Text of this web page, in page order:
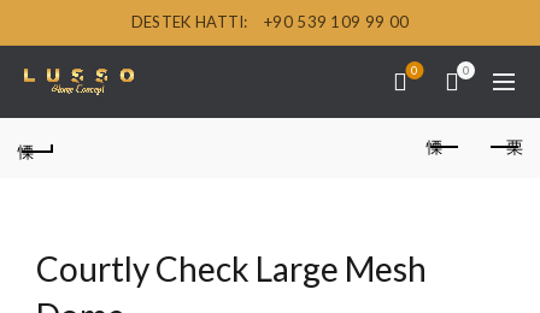
DESTEK HATTI: +90 539 109 99 00
0 0
Courtly Check Large Mesh